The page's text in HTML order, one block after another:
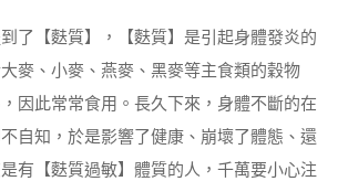
到了【麩質】，【麩質】是引起身體發炎的
麥、小麥、燕麥、黑麥等主食類的穀物
因此常常食用。長久下來，身體不斷的在
自知，於是影響了健康、崩壞了體態、還
有【麩質過敏】體質的人，千萬要小心注